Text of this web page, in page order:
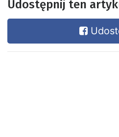
Udostępnij ten